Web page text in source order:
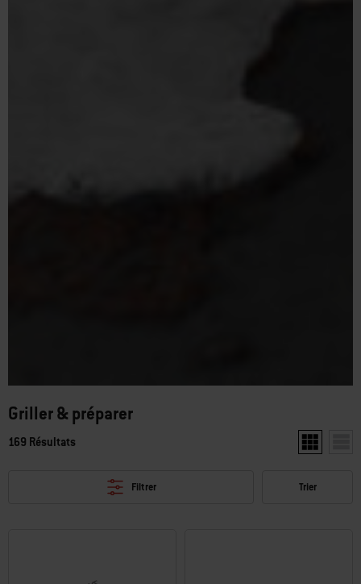
Griller & préparer
169 Résultats Afficher
Filtrer Trier